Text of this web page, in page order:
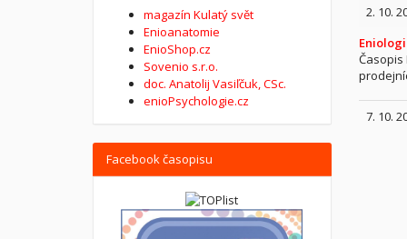
2. 10.
7. 10.
magazín Kulatý svět
Enioanatomie
EnioShop.cz
Sovenio s.r.o.
doc. Anatolij Vasiľčuk, CSc.
enioPsychologie.cz
Facebook časopisu